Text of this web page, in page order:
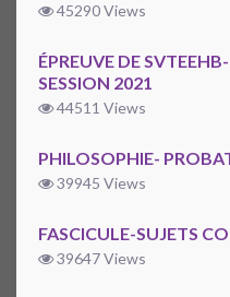
45290 Views
ÉPREUVE DE
SESSION 2021
44511 Views
PHILOSOPHIE-
39945 Views
FASCICULE-SUJETS
39647 Views